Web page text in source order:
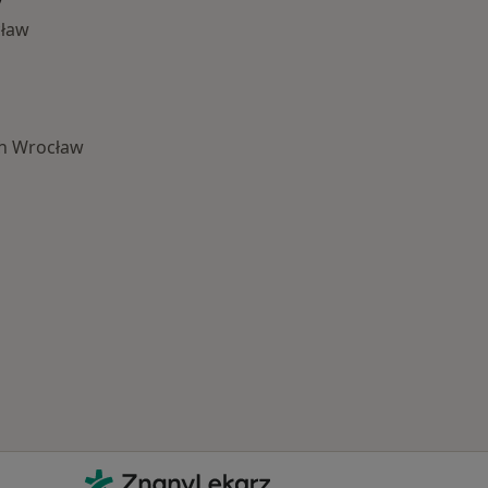
Wrocław
ZnanyLekarz - Strona główna